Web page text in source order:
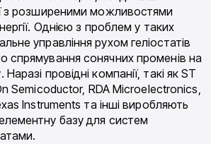
з розширеними можливостями
Однією з проблем у таких
управління рухом геліостатів
спрямування сонячних променів на
провідні компанії, такі як ST
Semicoductor, RDA Microelectronics,
Instruments та інші виробляють
базу для систем